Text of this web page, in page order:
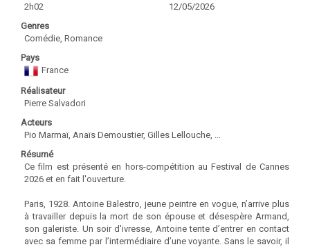
2h02
12/05/2026
Genres
Comédie, Romance
Pays
France
Réalisateur
Pierre Salvadori
Acteurs
Pio Marmaï, Anaïs Demoustier, Gilles Lellouche, ...
Résumé
Ce film est présenté en hors-compétition au Festival de Cannes
2026 et en fait l'ouverture.
Paris, 1928. Antoine Balestro, jeune peintre en vogue, n’arrive plus
à travailler depuis la mort de son épouse et désespère Armand,
son galeriste. Un soir d'ivresse, Antoine tente d’entrer en contact
avec sa femme par l’intermédiaire d’une voyante. Sans le savoir, il